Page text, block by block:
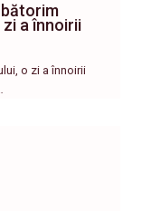
zi a înnoirii
o zi a înnoirii